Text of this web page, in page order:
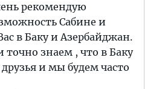
рекомендую
Сабине и
в Баку и Азербайджан.
точно знаем , что в Баку
друзья и мы будем часто